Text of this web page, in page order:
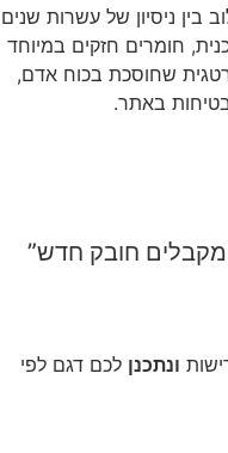
וב בין ניסיון של עשרות שנים
נית, חומרים חזקים במיוחד
טגית שחוסכת בכוח אדם,
טיחות באתר.
חובק חדש”
ונתכנן לכם דגם לפי